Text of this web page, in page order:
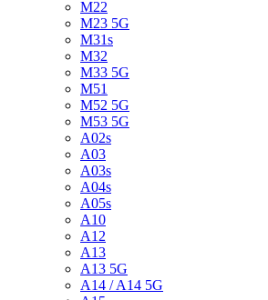
M22
M23 5G
M31s
M32
M33 5G
M51
M52 5G
M53 5G
A02s
A03
A03s
A04s
A05s
A10
A12
A13
A13 5G
A14 / A14 5G